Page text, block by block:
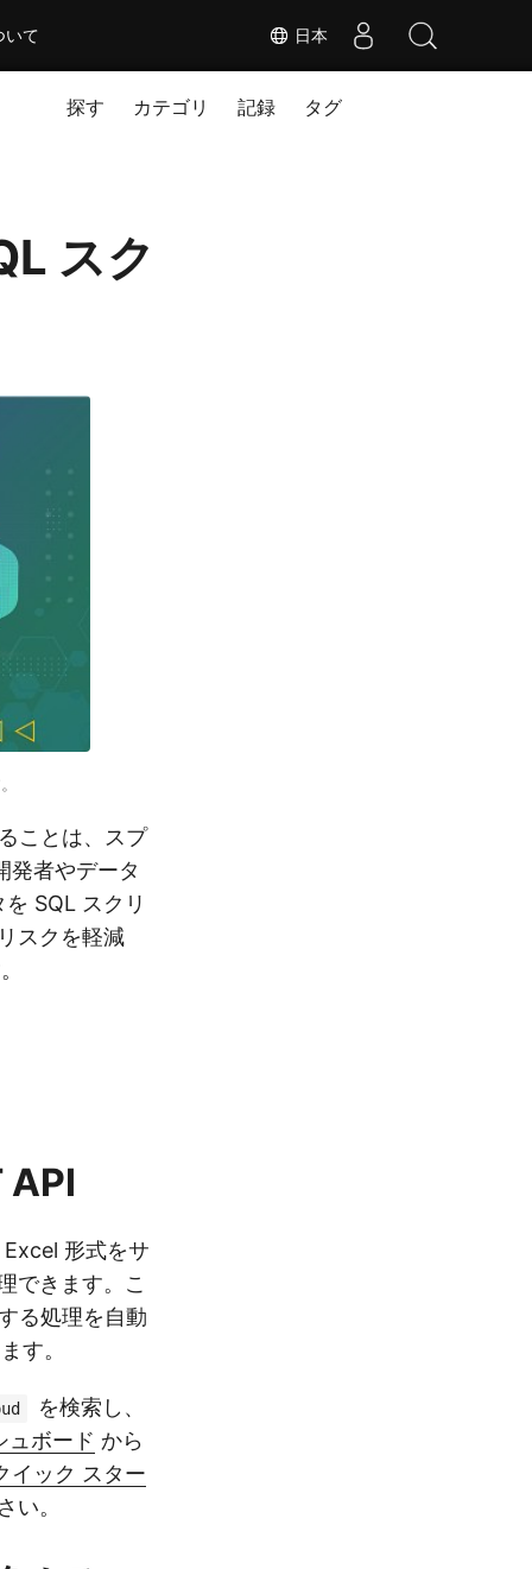
日本
いて
探す カテゴリ 記録 タグ
スク
ことは、スプ
発者やデータ
SQL スクリ
スクを軽減
API
形式をサ
できます。こ
る処理を自動
す。
を検索し、
ュボード から
イック スター
い。